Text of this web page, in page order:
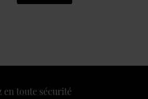
en toute sécurité